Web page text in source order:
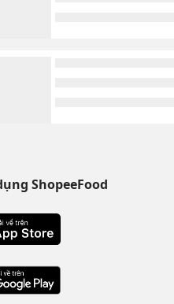
ShopeeFood